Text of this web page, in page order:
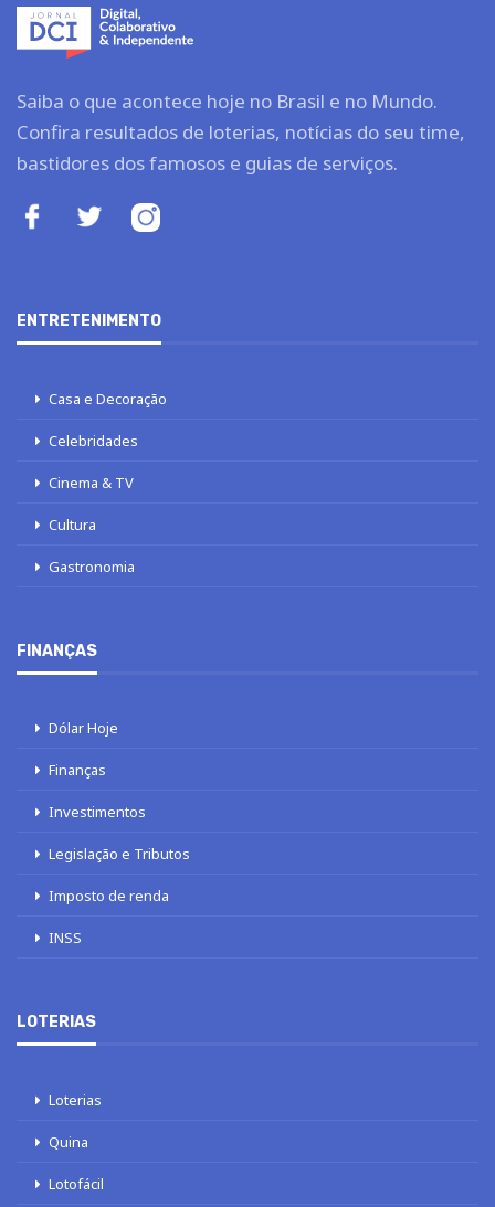
Saiba o que acontece hoje no Brasil e no Mundo.
Confira resultados de loterias, notícias do seu time,
bastidores dos famosos e guias de serviços.
ENTRETENIMENTO
Casa e Decoração
Celebridades
Cinema & TV
Cultura
Gastronomia
FINANÇAS
Dólar Hoje
Finanças
Investimentos
Legislação e Tributos
Imposto de renda
INSS
LOTERIAS
Loterias
Quina
Lotofácil